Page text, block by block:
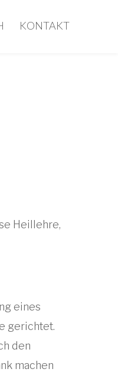
KONTAKT
Heillehre,
eines
gerichtet.
den
machen